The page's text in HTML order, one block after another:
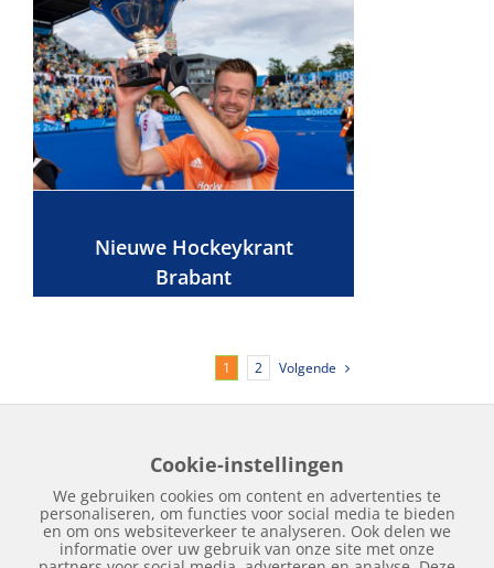
Nieuwe Hockeykrant
Brabant
1 2 Volgende
Over Hockeykrant Adverteren
Nieuws
Archief
Cookie-instellingen
We gebruiken cookies om content en advertenties te
personaliseren, om functies voor social media te bieden
en om ons websiteverkeer te analyseren. Ook delen we
informatie over uw gebruik van onze site met onze